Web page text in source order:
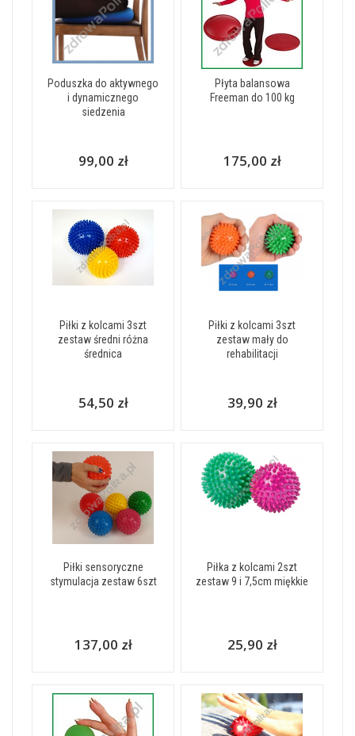
Poduszka do aktywnego
i dynamicznego
siedzenia
99,00 zł
Płyta balansowa
Freeman do 100 kg
175,00 zł
Piłki z kolcami 3szt
zestaw średni różna
średnica
54,50 zł
Piłki z kolcami 3szt
zestaw mały do
rehabilitacji
39,90 zł
Piłki sensoryczne
stymulacja zestaw 6szt
137,00 zł
Piłka z kolcami 2szt
zestaw 9 i 7,5cm miękkie
25,90 zł